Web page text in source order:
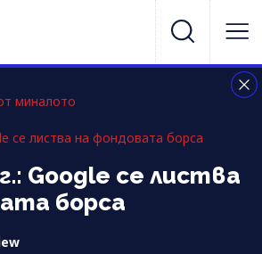
миналото
се листва на фондовата борса
Google се листва
борса